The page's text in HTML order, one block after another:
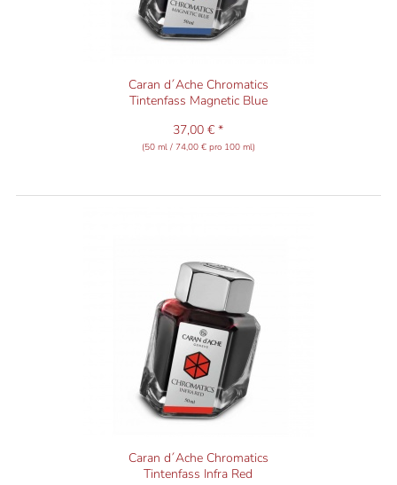
Caran d´Ache Chromatics
Tintenfass Magnetic Blue
37,00 € *
(50 ml / 74,00 € pro 100 ml)
Caran d´Ache Chromatics
Tintenfass Infra Red